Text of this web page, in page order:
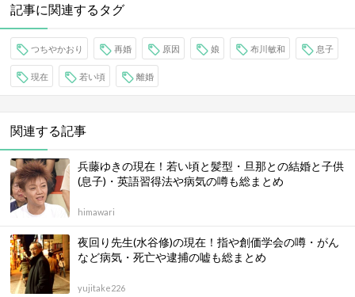
記事に関連するタグ
つちやかおり 再婚 原因 娘 布川敏和 息子
現在 若い頃 離婚
関連する記事
兵藤ゆきの現在！若い頃と髪型・旦那との結婚と子供
(息子)・英語習得法や病気の噂も総まとめ
himawari
夜回り先生(水谷修)の現在！指や創価学会の噂・がん
など病気・死亡や逮捕の嘘も総まとめ
yujitake226